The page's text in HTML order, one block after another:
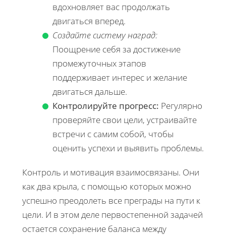
вдохновляет вас продолжать
двигаться вперед.
Создайте систему наград:
Поощрение себя за достижение
промежуточных этапов
поддерживает интерес и желание
двигаться дальше.
Контролируйте прогресс: Регулярно
проверяйте свои цели, устраивайте
встречи с самим собой, чтобы
оценить успехи и выявить проблемы.
Контроль и мотивация взаимосвязаны. Они
как два крыла, с помощью которых можно
успешно преодолеть все преграды на пути к
цели. И в этом деле первостепенной задачей
остается сохранение баланса между